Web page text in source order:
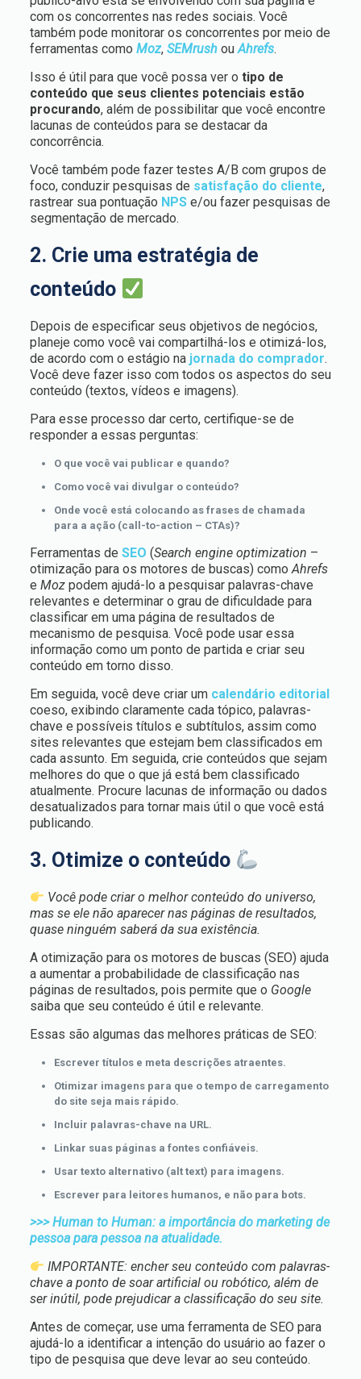
com os concorrentes nas redes sociais. Você
também pode monitorar os concorrentes por meio de
ferramentas como Moz, SEMrushouAhrefs.
Isso é útil para que você possa ver o tipo de
conteúdo que seus clientes potenciais estão
procurando, além de possibilitar que você encontre
lacunas de conteúdos para se destacar da
concorrência.
Você também pode fazer testes A/B com grupos de
foco, conduzir pesquisas de satisfação do cliente,
rastrear sua pontuação NPS e/ou fazer pesquisas de
segmentação de mercado.
2. Crie uma estratégia de
conteúdo
Depois de especificar seus objetivos de negócios,
planeje como você vai compartilhá-los e otimizá-los,
de acordo com o estágio na jornada do comprador.
Você deve fazer isso com todos os aspectos do seu
conteúdo (textos, vídeos e imagens).
Para esse processo dar certo, certifique-se de
responder a essas perguntas:
O que você vai publicar e quando?
Como você vai divulgar o conteúdo?
Onde você está colocando as frases de chamada
para a ação (call-to-action – CTAs)?
Ferramentas de SEO (Search engine optimization –
otimização para os motores de buscas) comoAhrefs
e Mozpodem ajudá-lo a pesquisar palavras-chave
relevantes e determinar o grau de dificuldade para
classificar em uma página de resultados de
mecanismo de pesquisa. Você pode usar essa
informação como um ponto de partida e criar seu
conteúdo em torno disso.
Em seguida, você deve criar um calendário editorial
coeso, exibindo claramente cada tópico, palavras-
chave e possíveis títulos e subtítulos, assim como
sites relevantes que estejam bem classificados em
cada assunto. Em seguida, crie conteúdos que sejam
melhores do que o que já está bem classificado
atualmente. Procure lacunas de informação ou dados
desatualizados para tornar mais útil o que você está
publicando.
3. Otimize o conteúdo
Você pode criar o melhor conteúdo do universo,
mas se ele não aparecer nas páginas de resultados,
quase ninguém saberá da sua existência.
A otimização para os motores de buscas (SEO) ajuda
a aumentar a probabilidade de classificação nas
páginas de resultados, pois permite que o Google
saiba que seu conteúdo é útil e relevante.
Essas são algumas das melhores práticas de SEO:
Escrever títulos e meta descrições atraentes.
Otimizar imagens para que o tempo de carregamento
do site seja mais rápido.
Incluir palavras-chave na URL.
Linkar suas páginas a fontes confiáveis.
Usar texto alternativo (alt text) para imagens.
Escrever para leitores humanos, e não para bots.
>>> Human to Human: a importância do marketing de
pessoa para pessoa na atualidade.
IMPORTANTE: encher seu conteúdo com palavras-
chave a ponto de soar artificial ou robótico, além de
ser inútil, pode prejudicar a classificação do seu site.
Antes de começar, use uma ferramenta de SEO para
ajudá-lo a identificar a intenção do usuário ao fazer o
tipo de pesquisa que deve levar ao seu conteúdo.